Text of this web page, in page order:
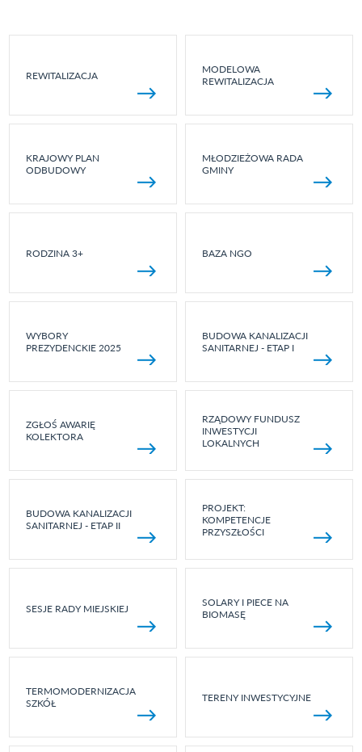
REWITALIZACJA
MODELOWA
REWITALIZACJA
KRAJOWY PLAN
ODBUDOWY
MŁODZIEŻOWA RADA
GMINY
RODZINA 3+ BAZA NGO
WYBORY
PREZYDENCKIE 2025
BUDOWA KANALIZACJI
SANITARNEJ - ETAP I
ZGŁOŚ AWARIĘ
KOLEKTORA
RZĄDOWY FUNDUSZ
INWESTYCJI
LOKALNYCH
BUDOWA KANALIZACJI
SANITARNEJ - ETAP II
PROJEKT:
KOMPETENCJE
PRZYSZŁOŚCI
SESJE RADY MIEJSKIEJ
SOLARY I PIECE NA
BIOMASĘ
TERMOMODERNIZACJA
SZKÓŁ
TERENY INWESTYCYJNE